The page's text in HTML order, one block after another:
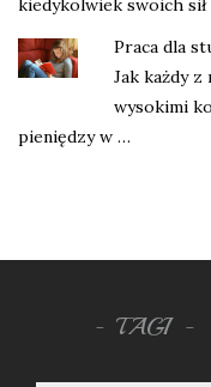
kiedykolwiek swoich
Praca dla
Jak każdy
wysokimi
pieniędzy w …
TAGI